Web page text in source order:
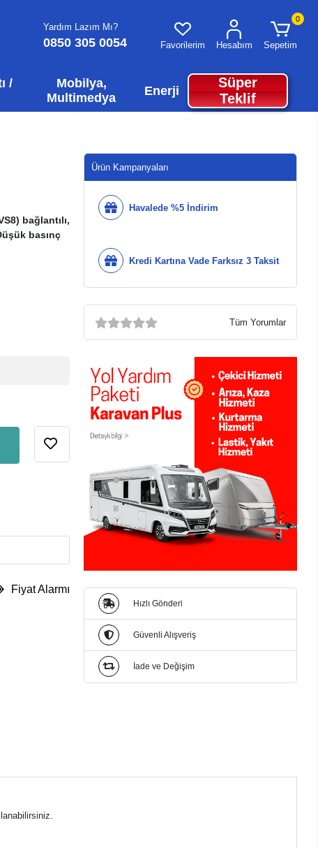
Yardım Lazım Mı?
0850 305 0054 Favorilerim Hesabım
0
Sepetim
/
Mobilya,
Multimedya
Enerji
Süper
Teklif
bağlantılı,
basınç
Fiyat Alarmı
Ürün Kampanyaları
Havalede %5 İndirim
Kredi Kartına Vade Farksız 3 Taksit
Tüm Yorumlar
Hızlı Gönderi
Güvenli Alışveriş
İade ve Değişim